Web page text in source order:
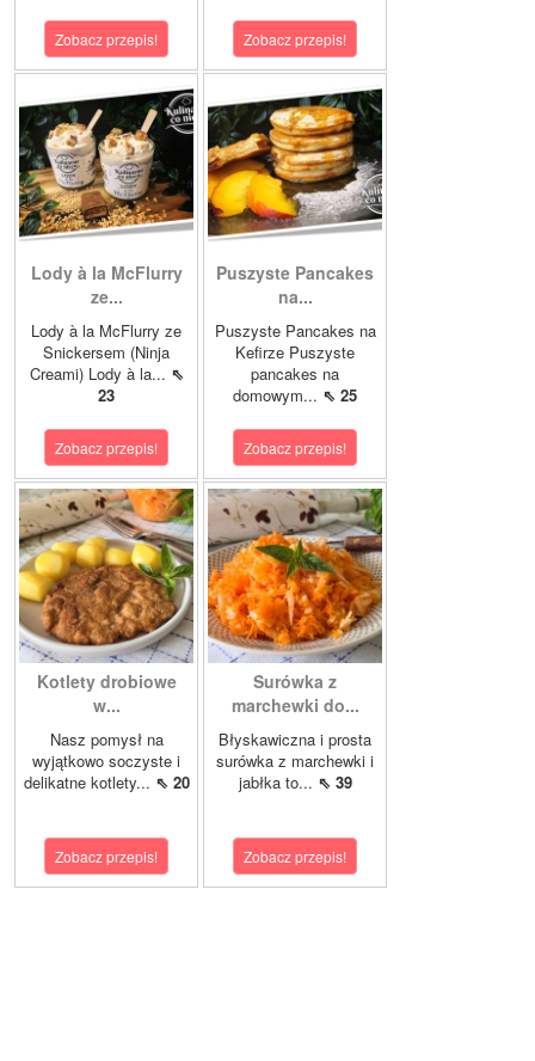
Zobacz przepis! Zobacz przepis!
Lody à la McFlurry
ze...
Lody à la McFlurry ze
Snickersem (Ninja
Creami) Lody à la... ⇖
23
Zobacz przepis!
Puszyste Pancakes
na...
Puszyste Pancakes na
Kefirze Puszyste
pancakes na
domowym... ⇖ 25
Zobacz przepis!
Kotlety drobiowe
w...
Nasz pomysł na
wyjątkowo soczyste i
delikatne kotlety... ⇖ 20
Zobacz przepis!
Surówka z
marchewki do...
Błyskawiczna i prosta
surówka z marchewki i
jabłka to... ⇖ 39
Zobacz przepis!